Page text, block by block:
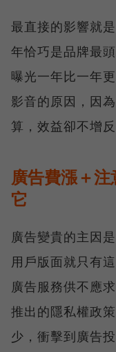
最直接的影響就
年恰巧是品牌最
曝光一年比一年
影音的原因，因
算，效益卻不增反
廣告費漲＋
它
廣告變貴的主因
用戶版面就只有
廣告服務供不應
推出的隱私權政
少，衝擊到廣告